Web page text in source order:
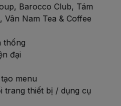
Barocco Club, Tám
Nam Tea & Coffee
thống
đại
menu
trang thiết bị / dụng cụ